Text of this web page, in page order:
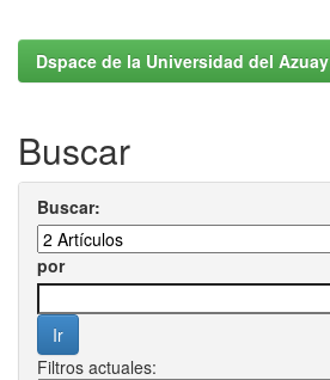
Dspace de la Universidad del Azuay
Buscar
Buscar:
por
Filtros actuales: